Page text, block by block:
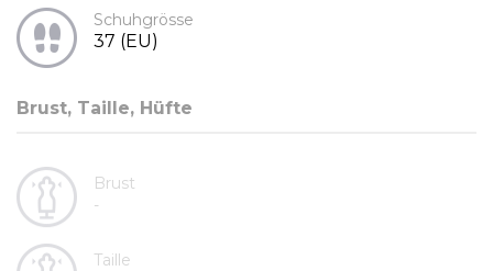
Schuhgrösse
37 (EU)
Brust, Taille, Hüfte
Brust
-
Taille